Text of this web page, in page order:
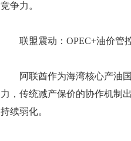
竞争力。
联盟震动：OPEC+油价管
阿联酋作为海湾核心产油国
力，传统减产保价的协作机制
持续弱化。